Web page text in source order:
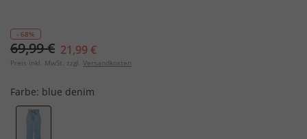
- 68%
69,99 € 21,99 €
Preis inkl. MwSt. zzgl. Versandkosten
Farbe: blue denim